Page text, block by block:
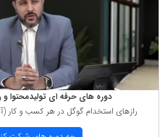
دوره های حرفه ای تولیدمحتوا
رازهای استخدام گوگل در هر كسب و كار